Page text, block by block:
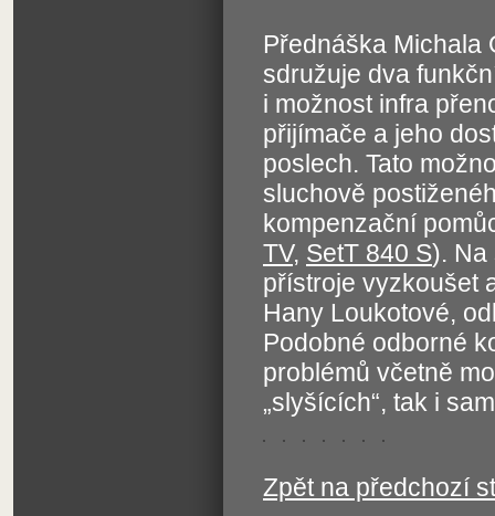
Přednáška
sdružuje dva
i možnost infra
přijímače a jeho
poslech. Tato
sluchově
kompenzační
TV, SetT 840 S). Na
přístroje vyzkoušet
Hany Loukotové,
Podobné odborné
problémů včetně
„slyšících“, tak i
Zpět na předchozí